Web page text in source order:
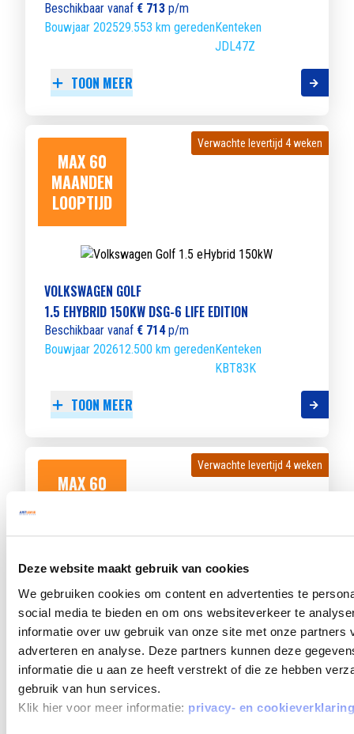
Deze website maakt gebruik van cookies
We gebruiken cookies om content en advertenties te
social media te bieden en om ons websiteverkeer te
informatie over uw gebruik van onze site met onze partners
adverteren en analyse. Deze partners kunnen deze
informatie die u aan ze heeft verstrekt of die ze hebben
gebruik van hun services.
Klik hier voor meer informatie: privacy- en cookieverklaring
Beschikbaar vanaf € 713 p/m
Bouwjaar 202529.553 km geredenKenteken
JDL47Z
TOON MEER
MAX 60
MAANDEN
LOOPTIJD
Verwachte levertijd 4 weken
Verwachte levertijd 4 weken
VOLKSWAGEN GOLF
1.5 EHYBRID 150KW DSG-6 LIFE EDITION
Beschikbaar vanaf € 714p/m
Bouwjaar 202612.500 km geredenKenteken
KBT83K
TOON MEER
MAX 60
Verwachte levertijd 4 weken
Verwachte levertijd 4 weken
VOLKSWAGEN GOLF
1.5 EHYBRID 150KW DSG-6 LIFE EDITION
Beschikbaar vanaf€ 718p/m
Bouwjaar 20263.507 km geredenKenteken